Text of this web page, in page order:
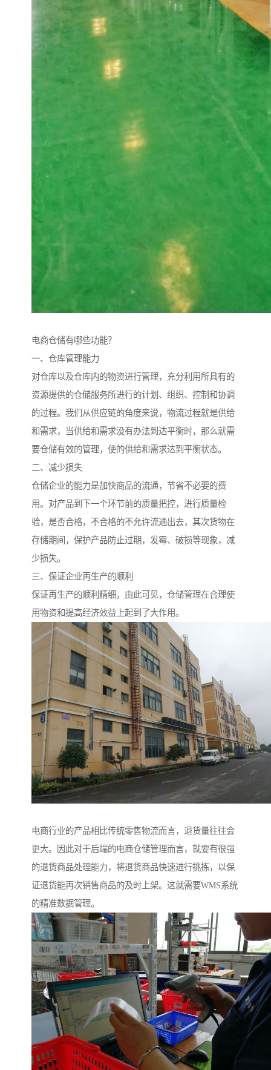
电商仓储有哪些功能？
一、仓库管理能力
对仓库以及仓库内的物资进行管理，充分利用所具有的
资源提供的仓储服务所进行的计划、组织、控制和协调
的过程。我们从供应链的角度来说，物流过程就是供给
和需求，当供给和需求没有办法到达平衡时，那么就需
要仓储有效的管理，使的供给和需求达到平衡状态。
二、减少损失
仓储企业的能力是加快商品的流通，节省不必要的费
用。对产品到下一个环节前的质量把控，进行质量检
验，是否合格，不合格的不允许流通出去，其次货物在
存储期间，保护产品防止过期，发霉、破损等现象，减
少损失。
三、保证企业再生产的顺利
保证再生产的顺利精细，由此可见，仓储管理在合理使
用物资和提高经济效益上起到了大作用。
电商行业的产品相比传统零售物流而言，退货量往往会
更大。因此对于后端的电商仓储管理而言，就要有很强
的退货商品处理能力，将退货商品快速进行挑拣，以保
证退货能再次销售商品的及时上架。这就需要WMS系统
的精准数据管理。